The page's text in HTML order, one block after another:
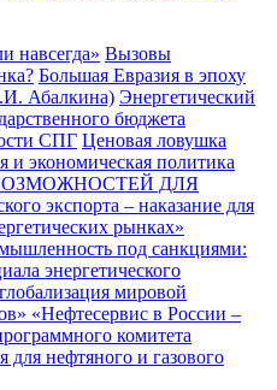
навсегда» Вызовы
Большая Евразия в эпоху
Абалкина) Энергетический
бюджета
СПГ Ценовая ловушка
и экономическая политика
ДЛЯ
экспорта – наказание для
рынках»
под санкциями:
энергетического
мировой
«Нефтесервис в России –
комитета
нефтяного и газового